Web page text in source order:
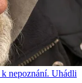
nepoznání. Uhádli